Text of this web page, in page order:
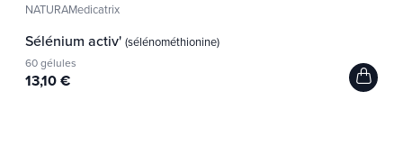
NATURAMedicatrix
Sélénium activ' (sélénométhionine)
60 gélules
13,10 €